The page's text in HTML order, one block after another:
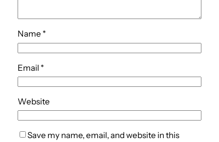
Name *
Email *
Website
Save my name, email, and website in this